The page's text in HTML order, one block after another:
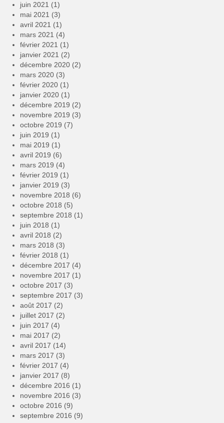
juin 2021 (1)
mai 2021 (3)
avril 2021 (1)
mars 2021 (4)
février 2021 (1)
janvier 2021 (2)
décembre 2020 (2)
mars 2020 (3)
février 2020 (1)
janvier 2020 (1)
décembre 2019 (2)
novembre 2019 (3)
octobre 2019 (7)
juin 2019 (1)
mai 2019 (1)
avril 2019 (6)
mars 2019 (4)
février 2019 (1)
janvier 2019 (3)
novembre 2018 (6)
octobre 2018 (5)
septembre 2018 (1)
juin 2018 (1)
avril 2018 (2)
mars 2018 (3)
février 2018 (1)
décembre 2017 (4)
novembre 2017 (1)
octobre 2017 (3)
septembre 2017 (3)
août 2017 (2)
juillet 2017 (2)
juin 2017 (4)
mai 2017 (2)
avril 2017 (14)
mars 2017 (3)
février 2017 (4)
janvier 2017 (8)
décembre 2016 (1)
novembre 2016 (3)
octobre 2016 (9)
septembre 2016 (9)